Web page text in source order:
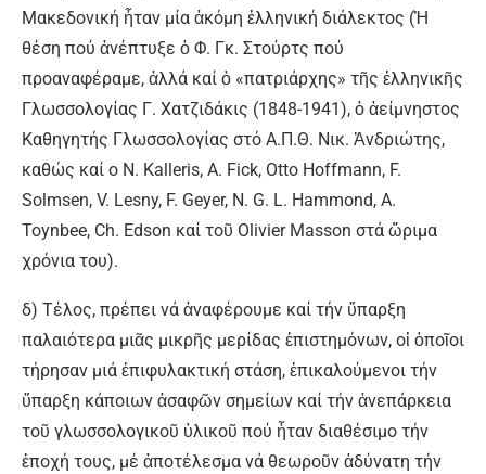
Μακεδονική ἦταν μία ἀκόμη ἑλληνική διάλεκτος (Ἡ
θέση πού ἀνέπτυξε ὁ Φ. Γκ. Στούρτς πού
προαναφέραμε, ἀλλά καί ὁ «πατριάρχης» τῆς ἑλληνικῆς
Γλωσσολογίας Γ. Χατζιδάκις (1848-1941), ὁ ἀείμνηστος
Καθηγητής Γλωσσολογίας στό Α.Π.Θ. Νικ. Ἀνδριώτης,
καθώς καί ο N. Kalleris, A. Fick, Otto Hoffmann, F.
Solmsen, V. Lesny, F. Geyer, N. G. L. Hammond, A.
Toynbee, Ch. Edson καί τοῦ Olivier Masson στά ὤριμα
χρόνια του).
δ) Τέλος, πρέπει νά ἀναφέρουμε καί τήν ὕπαρξη
παλαιότερα μιᾶς μικρῆς μερίδας ἐπιστημόνων, οἱ ὁποῖοι
τήρησαν μιά ἐπιφυλακτική στάση, ἐπικαλούμενοι τήν
ὕπαρξη κάποιων ἀσαφῶν σημείων καί τήν ἀνεπάρκεια
τοῦ γλωσσολογικοῦ ὑλικοῦ πού ἦταν διαθέσιμο τήν
ἐποχή τους, μέ ἀποτέλεσμα νά θεωροῦν ἀδύνατη τήν